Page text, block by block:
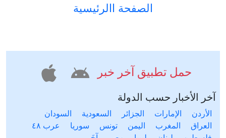
الصفحة االرئيسية
حمل تطبيق آخر خبر
آخر الأخبار حسب الدولة
الأردن الإمارات الجزائر السعودية
السودان
العراق
المغرب اليمن تونس سوريا
عرب ٤٨